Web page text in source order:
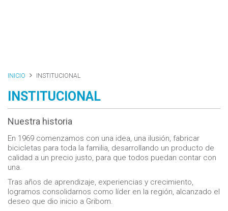
INICIO INSTITUCIONAL
INSTITUCIONAL
Nuestra historia
En 1969 comenzamos con una idea, una ilusión, fabricar
bicicletas para toda la familia, desarrollando un producto de
calidad a un precio justo, para que todos puedan contar con
una.
Tras años de aprendizaje, experiencias y crecimiento,
logramos consolidarnos como líder en la región, alcanzado el
deseo que dio inicio a Gribom.